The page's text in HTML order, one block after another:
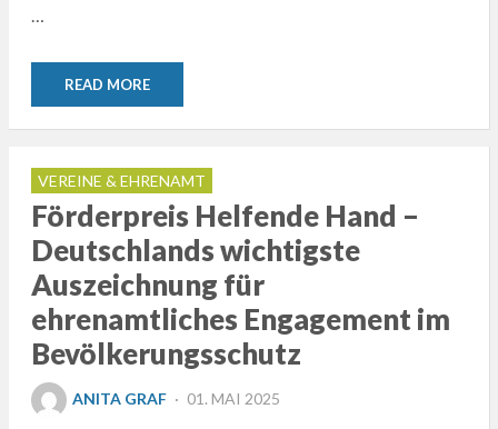
…
READ MORE
VEREINE & EHRENAMT
Förderpreis Helfende Hand –
Deutschlands wichtigste
Auszeichnung für
ehrenamtliches Engagement im
Bevölkerungsschutz
ANITA GRAF
POSTED
01. MAI 2025